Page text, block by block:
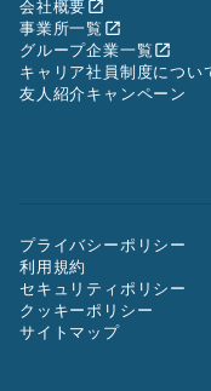
会社概要
事業所一覧
グループ企業一覧
キャリア社員制度につい
友人紹介キャンペーン
プライバシーポリシー
利用規約
セキュリティポリシー
クッキーポリシー
サイトマップ